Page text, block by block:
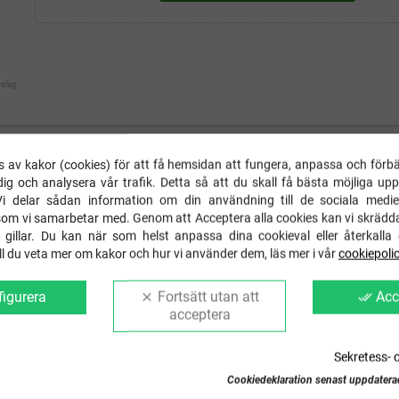
DETALJER FRAKT & RETUR GSPR
på plaggets framsida och texten "Grävmaskinist" tryckt på ryggens övre
eller varför inte fylla årets påskägg med något annat än godis.
av kakor (cookies) för att få hemsidan att fungera, anpassa och
och analysera vår trafik. Detta så att du skall få bästa möjliga
delar sådan information om din användning till de sociala
vi samarbetar med. Genom att Acceptera alla cookies kan vi
Du kan när som helst anpassa dina cookieval eller återkalla
du veta mer om kakor och hur vi använder dem, läs mer i vår
done_all
clear Fortsätt utan att
acceptera
Sekretess-
Cookiedeklaration senast